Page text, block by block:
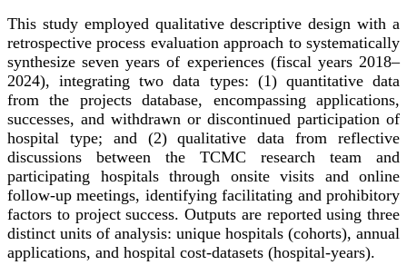
This study employed qualitative descriptive design with a
retrospective process evaluation approach to systematically
synthesize seven years of experiences (fiscal years 2018–
2024), integrating two data types: (1) quantitative data
from the projects database, encompassing applications,
successes, and withdrawn or discontinued participation of
hospital type; and (2) qualitative data from reflective
discussions between the TCMC research team and
participating hospitals through onsite visits and online
follow-up meetings, identifying facilitating and prohibitory
factors to project success. Outputs are reported using three
distinct units of analysis: unique hospitals (cohorts), annual
applications, and hospital cost-datasets (hospital-years).